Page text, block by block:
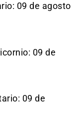
09 de agosto
09 de
09 de